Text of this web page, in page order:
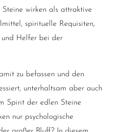
wirken als attraktive
spirituelle Requisiten,
und Helfer bei der
zu befassen und den
unterhaltsam aber auch
Spirit der edlen Steine
nur psychologische